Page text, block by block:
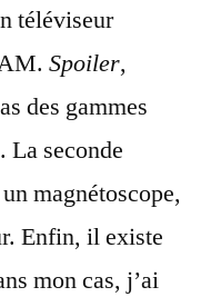
téléviseur
Spoiler,
des gammes
La seconde
magnétoscope,
Enfin, il existe
mon cas, j’ai